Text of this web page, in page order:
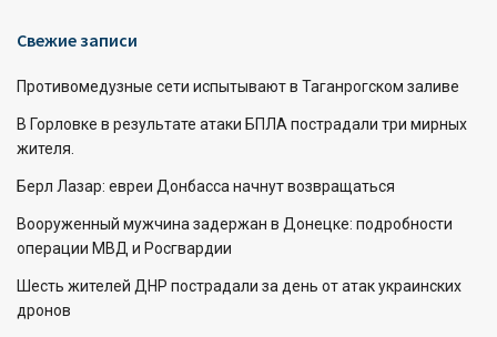
Свежие записи
Противомедузные сети испытывают в Таганрогском заливе
В Горловке в результате атаки БПЛА пострадали три мирных
жителя.
Берл Лазар: евреи Донбасса начнут возвращаться
Вооруженный мужчина задержан в Донецке: подробности
операции МВД и Росгвардии
Шесть жителей ДНР пострадали за день от атак украинских
дронов